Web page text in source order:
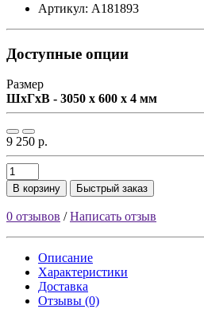
Артикул: А181893
Доступные опции
Размер
ШxГxВ - 3050 x 600 x 4 мм
9 250 р.
В корзину Быстрый заказ
0 отзывов /Написать отзыв
Описание
Характеристики
Доставка
Отзывы (0)